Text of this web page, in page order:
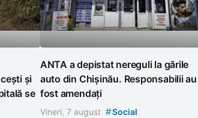
și
se
ANTA a depistat nereguli la gările
auto din Chișinău. Responsabilii au
fost amendați
Vineri, 7 august #Social